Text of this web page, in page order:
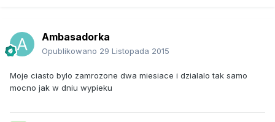
Ambasadorka
Opublikowano 29 Listopada 2015
Moje ciasto bylo zamrozone dwa miesiace i dzialalo tak samo
mocno jak w dniu wypieku